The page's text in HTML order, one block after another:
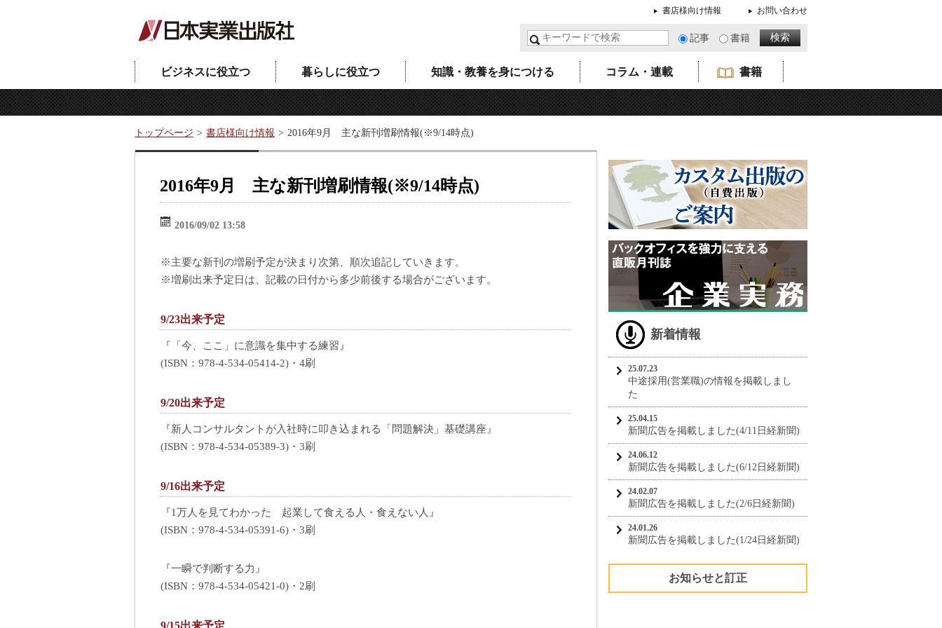
書店様向け情報 お問い合わせ
記事 書籍
ビジネスに役立つ 暮らしに役立つ 知識・教養を身につける コラム・連載 書籍
トップページ 書店様向け情報 2016年9月 主な新刊増刷情報(※9/14時点)
2016年9月 主な新刊増刷情報(※9/14時点)
2016/09/02 13:58
※主要な新刊の増刷予定が決まり次第、順次追記していきます。
※増刷出来予定日は、記載の日付から多少前後する場合がございます。
9/23出来予定
『「今、ここ」に意識を集中する練習』
(ISBN：978-4-534-05414-2)・4刷
9/20出来予定
『新人コンサルタントが入社時に叩き込まれる「問題解決」基礎講座』
(ISBN：978-4-534-05389-3)・3刷
9/16出来予定
『1万人を見てわかった 起業して食える人・食えない人』
(ISBN：978-4-534-05391-6)・3刷
『一瞬で判断する力』
(ISBN：978-4-534-05421-0)・2刷
9/15出来予定
新着情報
25.07.23
中途採用(営業職)の情報を掲載しまし
た
25.04.15
新聞広告を掲載しました(4/11日経新聞)
24.06.12
新聞広告を掲載しました(6/12日経新聞)
24.02.07
新聞広告を掲載しました(2/6日経新聞)
24.01.26
新聞広告を掲載しました(1/24日経新聞)
お知らせと訂正